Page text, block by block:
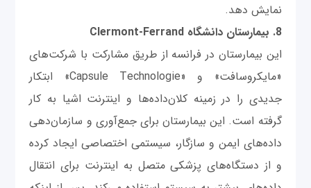
نمایش دهد.
8. بیمارستان دانشگاه Clermont-Ferrand
این بیمارستان در فرانسه از طریق مشارکت با شرکت‌های
«مایکروسافت» و «Capsule Technologie» ابتکار
جدیدی را در زمینه کلان‌داده‌ها و اینترنت اشیا به کار
گرفته است. این بیمارستان برای جمع‌آوری و سازمان‌دهی
داده‌های ایمن و سازگار، سیستمی اختصاصی ایجاد کرده
و از دستگاه‌های پزشکی متصل به اینترنت برای انتقال